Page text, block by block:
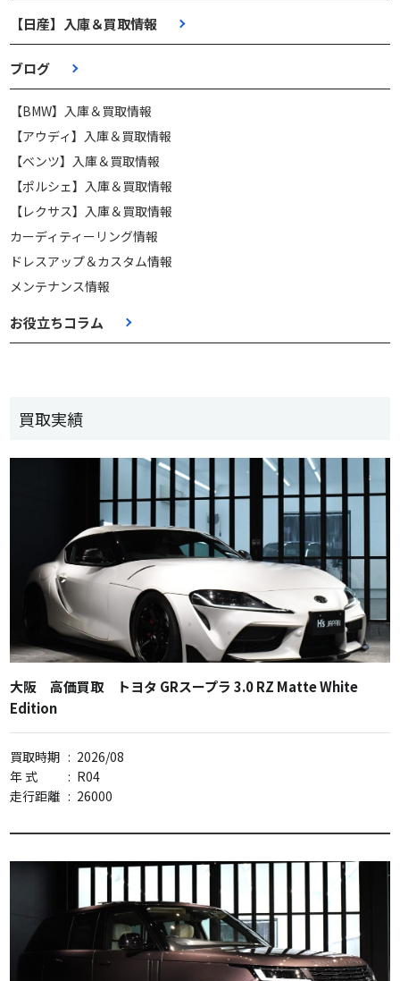
【日産】入庫＆買取情報
ブログ
【BMW】入庫＆買取情報
【アウディ】入庫＆買取情報
【ベンツ】入庫＆買取情報
【ポルシェ】入庫＆買取情報
【レクサス】入庫＆買取情報
カーディティーリング情報
ドレスアップ＆カスタム情報
メンテナンス情報
お役立ちコラム
買取実績
大阪 高価買取 トヨタ GRスープラ 3.0 RZ Matte White
Edition
買取時期 : 2026/08
年 式
: R04
走行距離 : 26000